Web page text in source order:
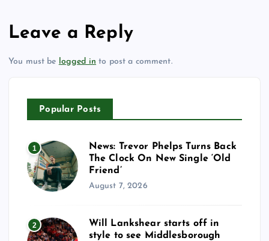
Leave a Reply
You must be logged in to post a comment.
Popular Posts
1
News: Trevor Phelps Turns Back
The Clock On New Single ‘Old
Friend’
August 7, 2026
2
Will Lankshear starts off in
style to see Middlesborough